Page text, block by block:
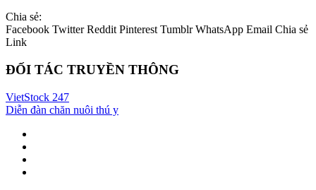
Chia sẻ:
Facebook Twitter Reddit Pinterest Tumblr WhatsApp Email Chia sẻ
Link
ĐỐI TÁC TRUYỀN THÔNG
VietStock 247
Diễn đàn chăn nuôi thú y